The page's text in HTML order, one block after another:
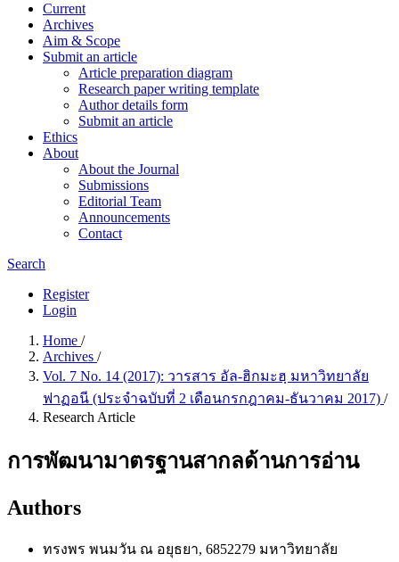
Current
Archives
Aim & Scope
Submit an article
Article preparation diagram
Research paper writing template
Author details form
Submit an article
Ethics
About
About the Journal
Submissions
Editorial Team
Announcements
Contact
Search
Register
Login
Home /
Archives /
Vol. 7 No. 14 (2017): วารสาร อัล-ฮิกมะฮฺ มหาวิทยาลัย
ฟาฏอนี (ประจำฉบับที่ 2 เดือนกรกฎาคม-ธันวาคม 2017) /
Research Article
การพัฒนามาตรฐานสากลด้านการอ่าน
Authors
ทรงพร พนมวัน ณ อยุธยา, 6852279 มหาวิทยาลัย